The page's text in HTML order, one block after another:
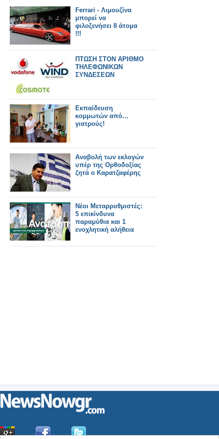
Ferrari - Λιμουζίνα
μπορεί να
φιλοξενήσει 8 άτομα
!!!
ΠΤΩΣΗ ΣΤΟΝ ΑΡΙΘΜΟ
ΤΗΛΕΦΩΝΙΚΩΝ
ΣΥΝΔΕΣΕΩΝ
Εκπαίδευση
κομμωτών από…
γιατρούς!
Αναβολή των εκλογών
υπέρ της Ορθοδοξίας
ζητά ο Καρατζαφέρης
Νέοι Μεταρρυθμιστές:
5 επικίνδυνα
παραμύθια και 1
ενοχλητική αλήθεια